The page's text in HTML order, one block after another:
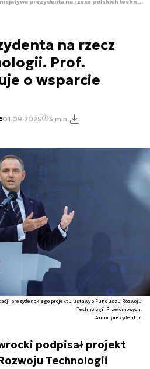
na rzecz
Prof.
o wsparcie
01.09.2025 3 min.
prezydenckiego projektu ustawy o Funduszu Rozwoju
Technologii Przełomowych.
Autor. prezydent.pl
podpisał projekt
Technologii